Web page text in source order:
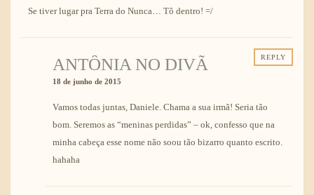
Se tiver lugar pra Terra do Nunca… Tô dentro! =/
REPLY
ANTÔNIA NO DIVÃ
18 de junho de 2015
Vamos todas juntas, Daniele. Chama a sua irmã! Seria tão
bom. Seremos as “meninas perdidas” – ok, confesso que na
minha cabeça esse nome não soou tão bizarro quanto escrito.
hahaha